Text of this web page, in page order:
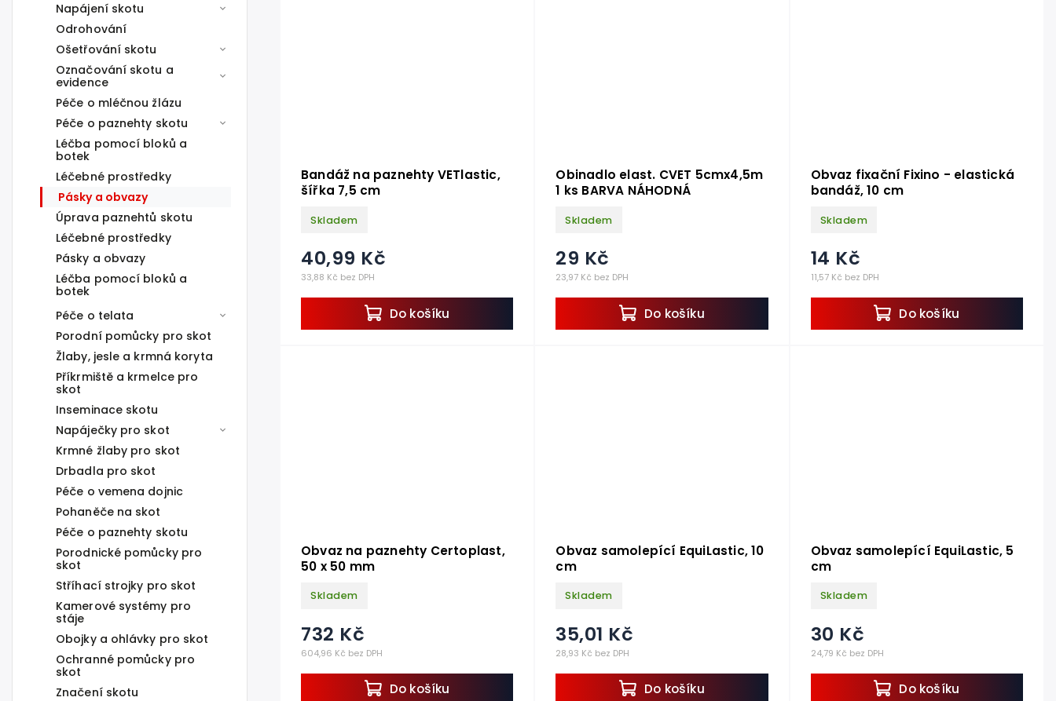
Napájení skotu
Odrohování
Ošetřování skotu
Označování skotu a
evidence
Péče o mléčnou žlázu
Péče o paznehty skotu
Léčba pomocí bloků a
botek
Léčebné prostředky
Pásky a obvazy
Úprava paznehtů skotu
Léčebné prostředky
Pásky a obvazy
Léčba pomocí bloků a
botek
Péče o telata
Porodní pomůcky pro skot
Žlaby, jesle a krmná koryta
Příkrmiště a krmelce pro
skot
Inseminace skotu
Napáječky pro skot
Krmné žlaby pro skot
Drbadla pro skot
Péče o vemena dojnic
Pohaněče na skot
Péče o paznehty skotu
Porodnické pomůcky pro
skot
Stříhací strojky pro skot
Kamerové systémy pro
stáje
Obojky a ohlávky pro skot
Ochranné pomůcky pro
skot
Značení skotu
Bandáž na paznehty VETlastic,
šířka 7,5 cm
Skladem
33,88 Kč bez DPH
40,99 Kč
Do košíku
Obinadlo elast. CVET 5cmx4,5m
1 ks BARVA NÁHODNÁ
Skladem
23,97 Kč bez DPH
29 Kč
Do košíku
Obvaz fixační Fixino - elastická
bandáž, 10 cm
Skladem
11,57 Kč bez DPH
14 Kč
Do košíku
Obvaz na paznehty Certoplast,
50 x 50 mm
Skladem
604,96 Kč bez DPH
732 Kč
Do košíku
Obvaz samolepící EquiLastic, 10
cm
Skladem
28,93 Kč bez DPH
35,01 Kč
Do košíku
Obvaz samolepící EquiLastic, 5
cm
Skladem
24,79 Kč bez DPH
30 Kč
Do košíku